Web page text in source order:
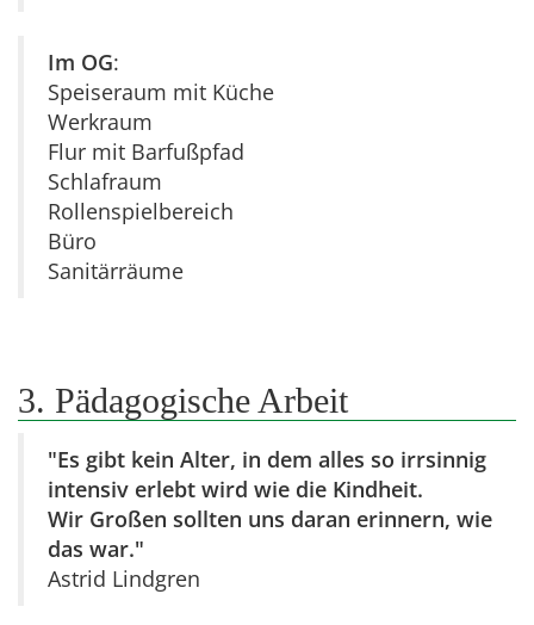
Im OG:
Speiseraum mit Küche
Werkraum
Flur mit Barfußpfad
Schlafraum
Rollenspielbereich
Büro
Sanitärräume
3. Pädagogische Arbeit
"Es gibt kein Alter, in dem alles so irrsinnig
intensiv erlebt wird wie die Kindheit.
Wir Großen sollten uns daran erinnern, wie
das war."
Astrid Lindgren